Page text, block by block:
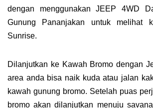
dengan menggunakan JEEP 4WD
Gunung Pananjakan untuk melihat
Sunrise.
Dilanjutkan ke Kawah Bromo dengan
area anda bisa naik kuda atau jalan
kawah gunung bromo. Setelah puas
bromo akan dilanjutkan menuju